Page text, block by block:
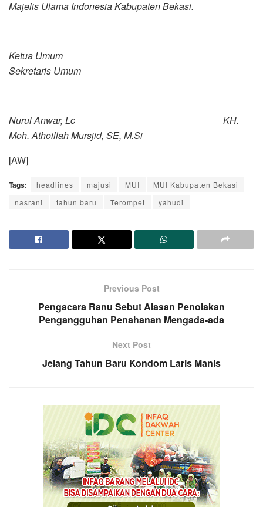
Majelis Ulama Indonesia Kabupaten Bekasi.
Ketua Umum
Sekretaris Umum
Nurul Anwar, Lc KH.
Moh. Athoillah Mursjid, SE, M.Si
[AW]
Tags: headlines majusi MUI
MUI Kabupaten Bekasi
nasrani
tahun baru Terompet yahudi
Previous Post
Pengacara Ranu Sebut Alasan Penolakan
Pengangguhan Penahanan Mengada-ada
Next Post
Jelang Tahun Baru Kondom Laris Manis